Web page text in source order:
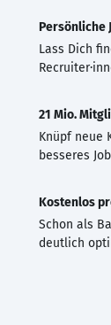
Persönliche
Lass Dich
21 Mio.
Knüpf neue
besseres
Kostenlos
Schon als
deutlich